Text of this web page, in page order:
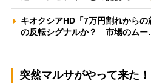
キオクシアHD「7万円割れから
の反転シグナルか？ 市場のム
突然マルサがやって来た！